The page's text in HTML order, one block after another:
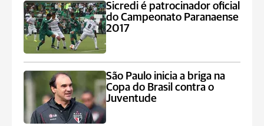
Sicredi é patrocinador oficial
do Campeonato Paranaense
2017
São Paulo inicia a briga na
Copa do Brasil contra o
Juventude